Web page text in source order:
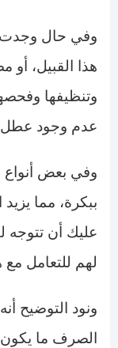
وفي حال وجدت
هذا القبيل،
وتنظيفها
عدم وجود عطل
وفي بعض
ببكرة، مما يزيد
عليك أن تتوجه
لهم للتعامل
ونود التوضيح
الصرف ما